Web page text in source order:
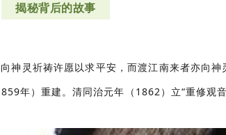
揭秘背后的故事
灵祈祷许愿以求平安，而渡江南来者亦向
年）重建。清同治元年（1862）立“重修观